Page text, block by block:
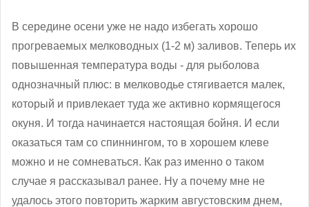
В середине осени уже не надо избегать хорошо
прогреваемых мелководных (1-2 м) заливов. Теперь их
повышенная температура воды - для рыболова
однозначный плюс: в мелководье стягивается малек,
который и привлекает туда же активно кормящегося
окуня. И тогда начинается настоящая бойня. И если
оказаться там со спиннингом, то в хорошем клеве
можно и не сомневаться. Как раз именно о таком
случае я рассказывал ранее. Ну а почему мне не
удалось этого повторить жарким августовским днем,